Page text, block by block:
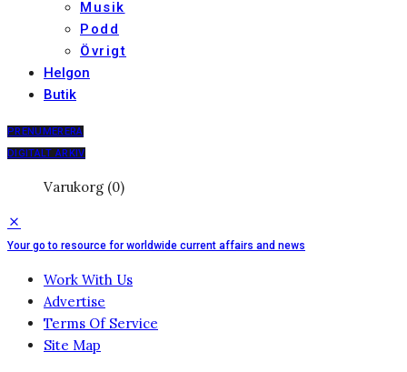
Musik
Podd
Övrigt
Helgon
Butik
PRENUMERERA
DIGITALT ARKIV
Varukorg (0)
Your go to resource for worldwide current affairs and news
Work With Us
Advertise
Terms Of Service
Site Map